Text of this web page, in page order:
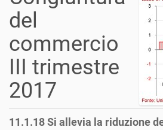
del
commercio
III trimestre
2017
11.1.18 Si allevia la riduzione